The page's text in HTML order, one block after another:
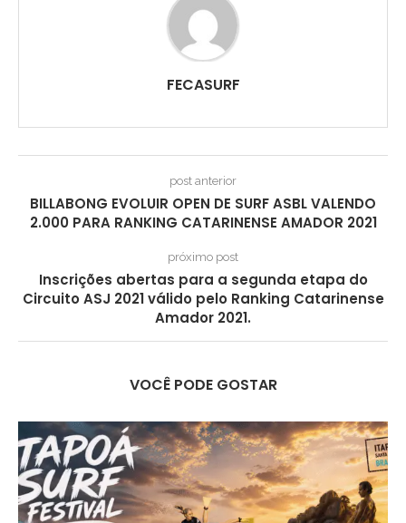
FECASURF
post anterior
BILLABONG EVOLUIR OPEN DE SURF ASBL VALENDO
2.000 PARA RANKING CATARINENSE AMADOR 2021
próximo post
Inscrições abertas para a segunda etapa do
Circuito ASJ 2021 válido pelo Ranking Catarinense
Amador 2021.
VOCÊ PODE GOSTAR